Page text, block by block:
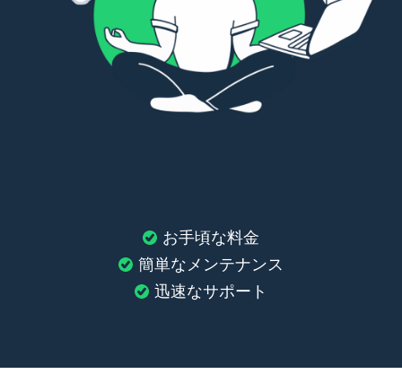
お手頃な料金
簡単なメンテナンス
迅速なサポート